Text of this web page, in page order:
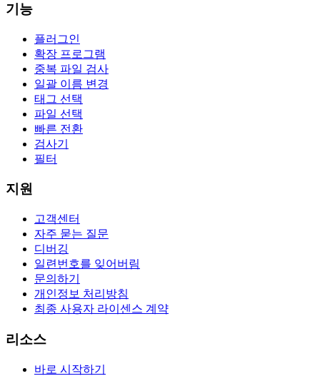
기능
플러그인
확장 프로그램
중복 파일 검사
일괄 이름 변경
태그 선택
파일 선택
빠른 전환
검사기
필터
지원
고객센터
자주 묻는 질문
디버깅
일련번호를 잊어버림
문의하기
개인정보 처리방침
최종 사용자 라이센스 계약
리소스
바로 시작하기